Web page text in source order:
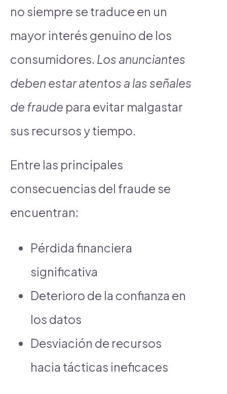
no siempre se traduce en un
mayor interés genuino de los
consumidores. Los anunciantes
deben estar atentos a las señales
de fraude para evitar malgastar
sus recursos y tiempo.
Entre las principales
consecuencias del fraude se
encuentran:
Pérdida financiera
significativa
Deterioro de la confianza en
los datos
Desviación de recursos
hacia tácticas ineficaces